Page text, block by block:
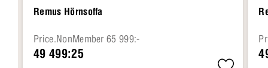
Remus Hörnsoffa
Price.NonMember 65 999:-
49 499:25